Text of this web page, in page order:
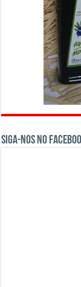
Siga-nos no